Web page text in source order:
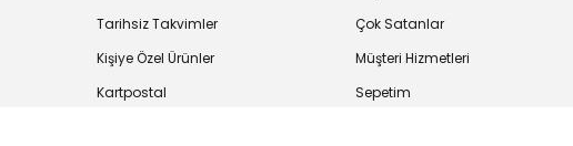
Tarihsiz Takvimler
Kişiye Özel Ürünler
Kartpostal
Çok Satanlar
Müşteri Hizmetleri
Sepetim